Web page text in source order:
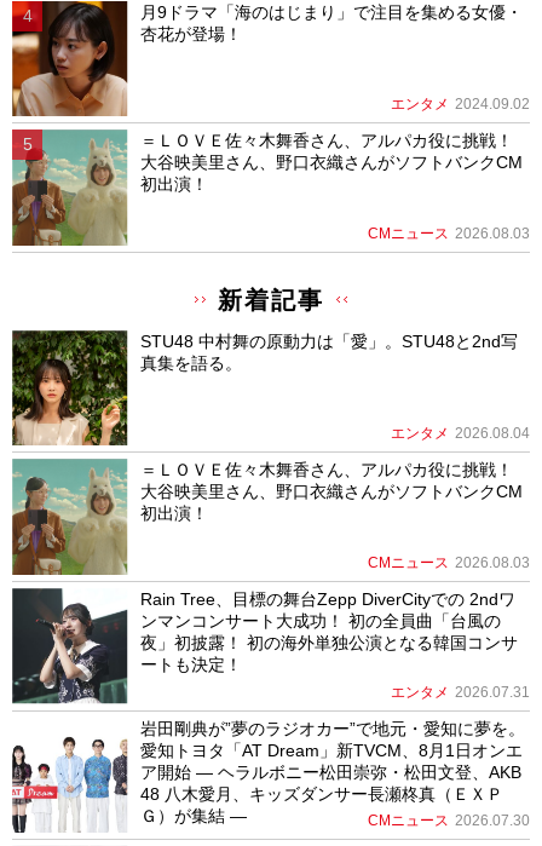
月9ドラマ「海のはじまり」で注目を集める女優・
杏花が登場！
エンタメ 2024.09.02
＝ＬＯＶＥ佐々木舞香さん、アルパカ役に挑戦！
大谷映美里さん、野口衣織さんがソフトバンクCM
初出演！
CMニュース 2026.08.03
新着記事
STU48 中村舞の原動力は「愛」。STU48と2nd写
真集を語る。
エンタメ 2026.08.04
＝ＬＯＶＥ佐々木舞香さん、アルパカ役に挑戦！
大谷映美里さん、野口衣織さんがソフトバンクCM
初出演！
CMニュース 2026.08.03
Rain Tree、目標の舞台Zepp DiverCityでの 2ndワ
ンマンコンサート大成功！ 初の全員曲「台風の
夜」初披露！ 初の海外単独公演となる韓国コンサ
ートも決定！
エンタメ 2026.07.31
岩田剛典が”夢のラジオカー”で地元・愛知に夢を。
愛知トヨタ「AT Dream」新TVCM、8月1日オンエ
ア開始 ― ヘラルボニー松田崇弥・松田文登、AKB
48 八木愛月、キッズダンサー長瀬柊真（ＥＸＰ
Ｇ）が集結 ―
CMニュース 2026.07.30